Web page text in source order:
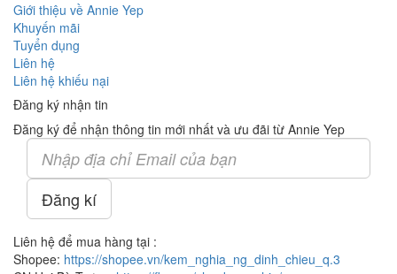
Giới thiệu về Annie Yep
Khuyến mãi
Tuyển dụng
Liên hệ
Liên hệ khiếu nại
Đăng ký nhận tin
Đăng ký để nhận thông tin mới nhất và ưu đãi từ Annie Yep
Đăng kí
Liên hệ để mua hàng tại :
Shopee: https://shopee.vn/kem_nghia_ng_dinh_chieu_q.3